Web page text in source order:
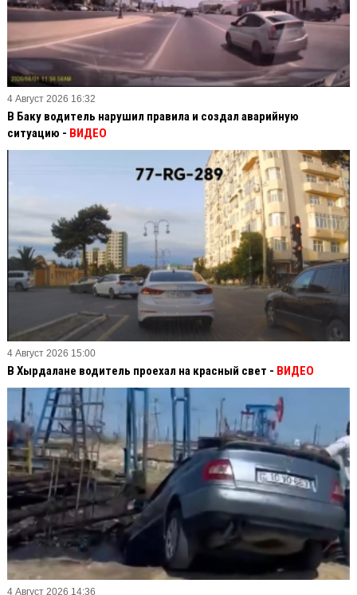
4 Август 2026 16:32
В Баку водитель нарушил правила и создал аварийную
ситуацию - ВИДЕО
4 Август 2026 15:00
В Хырдалане водитель проехал на красный свет - ВИДЕО
4 Август 2026 14:36